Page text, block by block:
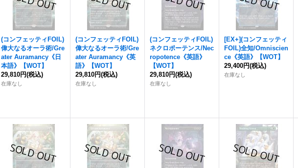
(コンフェッティFOIL)
偉大なるオーラ術/Gre
ater Auramancy《日
本語》【WOT】
29,810円(税込)
在庫なし
(コンフェッティFOIL)
偉大なるオーラ術/Gre
ater Auramancy《英
語》【WOT】
29,810円(税込)
在庫なし
(コンフェッティFOIL)
ネクロポーテンス/Nec
ropotence《英語》
【WOT】
29,810円(税込)
在庫なし
[EX+](コンフェッティ
FOIL)全知/Omniscien
ce《英語》【WOT】
29,400円(税込)
在庫なし